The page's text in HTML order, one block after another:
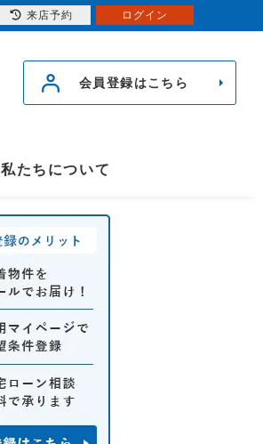
会員登録はこちら
私たちについて
来店予約 ログイン